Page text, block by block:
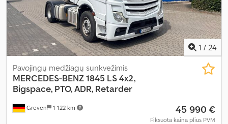
1 / 24
Greven 1 122 km
Pavojingų medžiagų sunkvežimis
MERCEDES-BENZ1845 LS 4x2,
Bigspace, PTO, ADR, Retarder
45 990 €
Fiksuota kaina plius PVM